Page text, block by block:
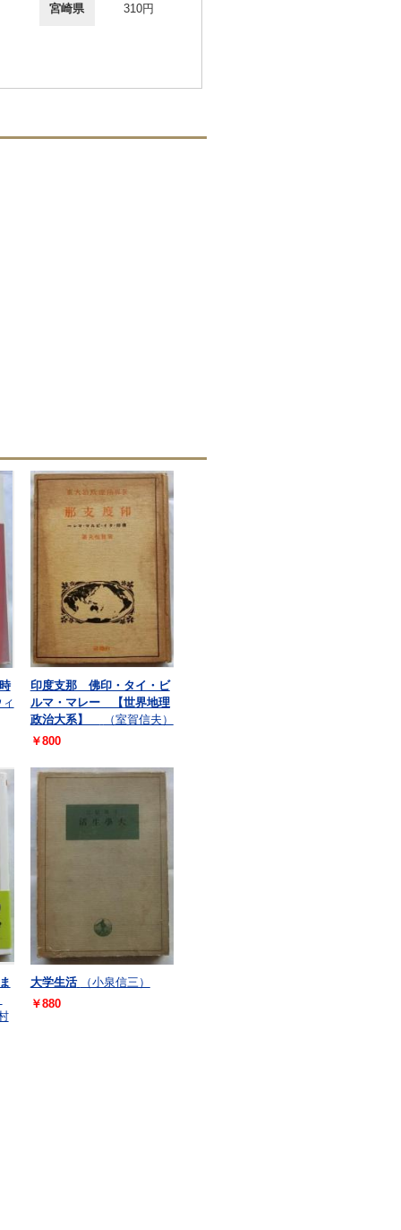
宮崎県 310円
印度支那 佛印・タイ・ビ
ルマ・マレー 【世界地理
政治大系】
（室賀信夫）
￥800
大学生活
（小泉信三）
￥880